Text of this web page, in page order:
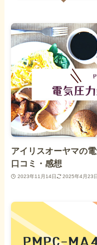
アイリスオーヤマの
口コミ・感想
2023年11月14日 2025年4月23日